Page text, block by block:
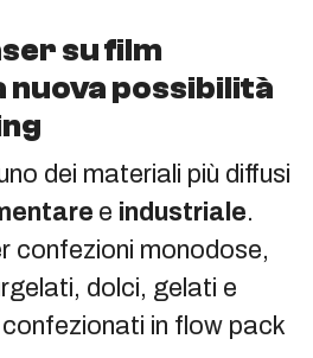
su film
nuova possibilità
dei materiali più diffusi
e industriale.
confezioni monodose,
dolci, gelati e
in flow pack